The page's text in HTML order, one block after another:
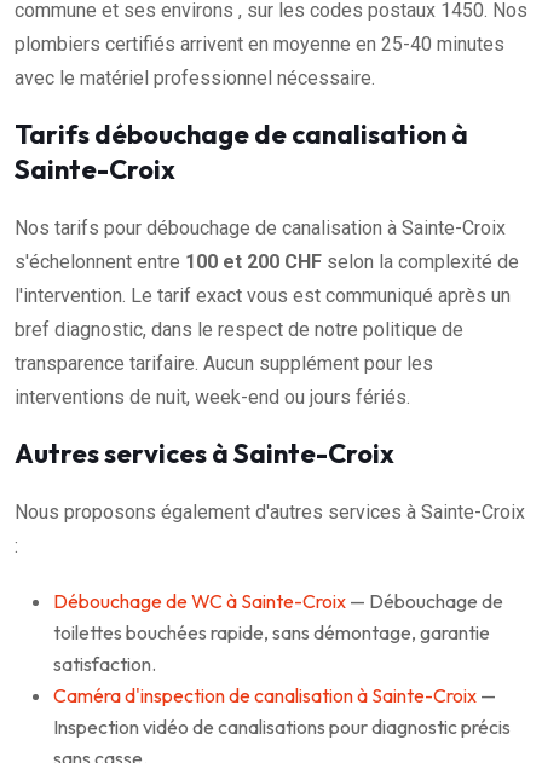
commune et ses environs , sur les codes postaux 1450. Nos
plombiers certifiés arrivent en moyenne en 25-40 minutes
avec le matériel professionnel nécessaire.
Tarifs débouchage de canalisation à
Sainte-Croix
Nos tarifs pour débouchage de canalisation à Sainte-Croix
s'échelonnent entre 100 et 200 CHF selon la complexité de
l'intervention. Le tarif exact vous est communiqué après un
bref diagnostic, dans le respect de notre politique de
transparence tarifaire. Aucun supplément pour les
interventions de nuit, week-end ou jours fériés.
Autres services à Sainte-Croix
Nous proposons également d'autres services à Sainte-Croix
:
Débouchage de WC à Sainte-Croix — Débouchage de
toilettes bouchées rapide, sans démontage, garantie
satisfaction.
Caméra d'inspection de canalisation à Sainte-Croix —
Inspection vidéo de canalisations pour diagnostic précis